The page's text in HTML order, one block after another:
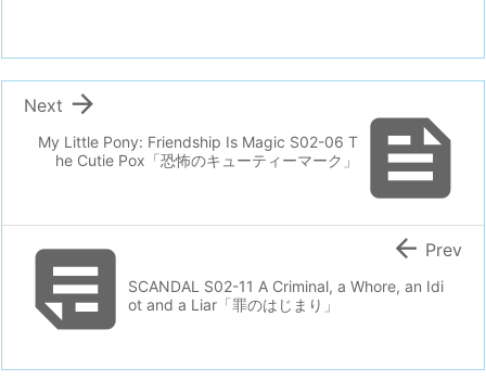

My Little Pony: Friendship Is Magic S02-06 T
he Cutie Pox「恐怖のキューティーマーク」

Next
SCANDAL S02-11 A Criminal, a Whore, an Idi
ot and a Liar「罪のはじまり」
 Prev